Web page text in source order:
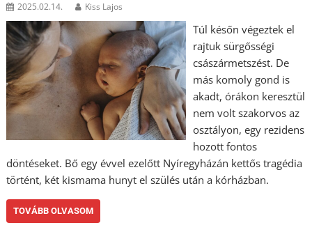
2025.02.14. Kiss Lajos
Túl későn végeztek el
rajtuk sürgősségi
császármetszést. De
más komoly gond is
akadt, órákon keresztül
nem volt szakorvos az
osztályon, egy rezidens
hozott fontos
döntéseket. Bő egy évvel ezelőtt Nyíregyházán kettős tragédia
történt, két kismama hunyt el szülés után a kórházban.
TOVÁBB OLVASOM